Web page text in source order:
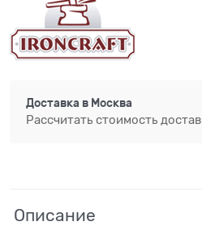
Доставка в Москва
Рассчитать стоимость
Описание